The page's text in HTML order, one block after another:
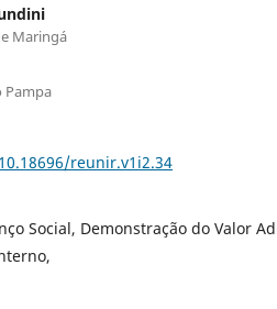
Maringá
Pampa
reunir.v1i2.34
Social, Demonstração do Valor